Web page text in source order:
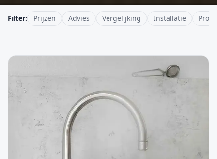
Filter: Prijzen Advies Vergelijking Installatie